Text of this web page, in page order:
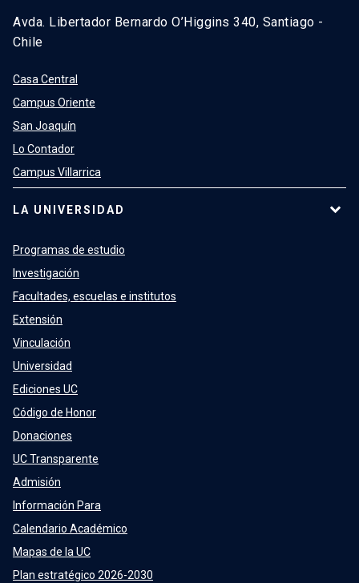
Avda. Libertador Bernardo O’Higgins 340, Santiago -
Chile
Casa Central
Campus Oriente
San Joaquín
Lo Contador
Campus Villarrica
LA UNIVERSIDAD
Programas de estudio
Investigación
Facultades, escuelas e institutos
Extensión
Vinculación
Universidad
Ediciones UC
Código de Honor
Donaciones
UC Transparente
Admisión
Información Para
Calendario Académico
Mapas de la UC
Plan estratégico 2026-2030